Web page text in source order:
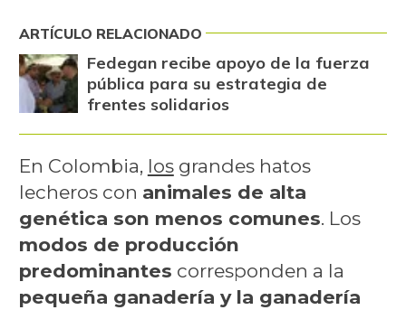
ARTÍCULO RELACIONADO
Fedegan recibe apoyo de la fuerza
pública para su estrategia de
frentes solidarios
En Colombia, losgrandes hatos
lecheros con animales de alta
genética son menos comunes. Los
modos de producción
predominantes corresponden a la
pequeña ganadería y la ganadería